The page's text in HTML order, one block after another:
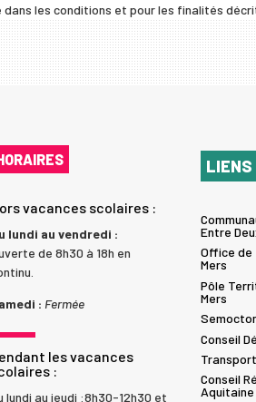
les conditions et pour les finalités
vacances scolaires :
lundi au vendredi :
de 8h30 à 18h en
: Fermée
les vacances
:
lundi au jeudi :8h30-12h30 et
Entre
Office de
Mers
Pôle
Mers
Conseil
Conseil
Aquitaine